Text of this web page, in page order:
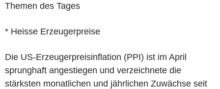
Themen des Tages
* Heisse Erzeugerpreise
Die US-Erzeugerpreisinflation (PPI) ist im April
sprunghaft angestiegen und verzeichnete die
stärksten monatlichen und jährlichen Zuwächse seit